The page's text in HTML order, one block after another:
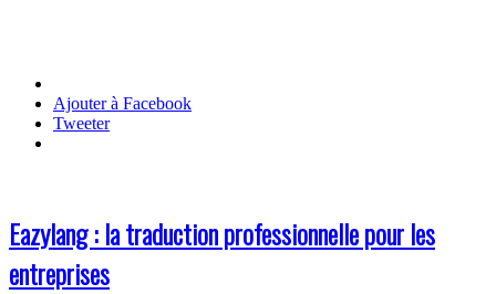
Ajouter à Facebook
Tweeter
Eazylang : la traduction professionnelle pour les
entreprises